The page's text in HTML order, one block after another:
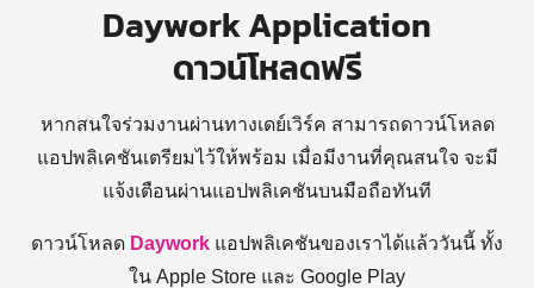
Daywork Application
ดาวน์โหลดฟรี
หากสนใจร่วมงานผ่านทางเดย์เวิร์ค สามารถดาวน์โหลด
แอปพลิเคชันเตรียมไว้ให้พร้อม เมื่อมีงานที่คุณสนใจ จะมี
แจ้งเตือนผ่านแอปพลิเคชันบนมือถือทันที
ดาวน์โหลด Daywork แอปพลิเคชันของเราได้แล้ววันนี้ ทั้ง
ใน Apple Store และ Google Play